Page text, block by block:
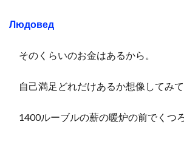
Людовед
そのくらいのお金はあるから。
自己満足どれだけあるか想像してみて
1400ルーブルの薪の暖炉の前でくつ